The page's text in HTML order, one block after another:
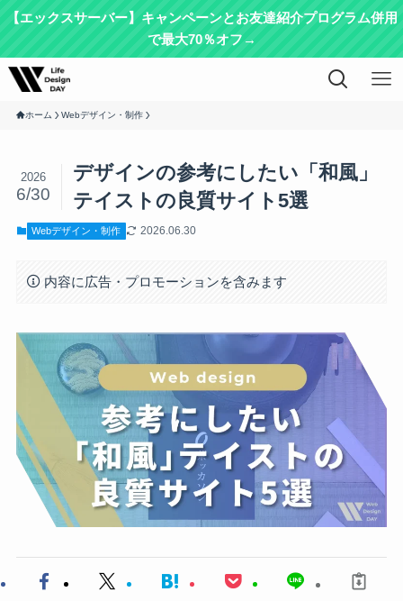
【エックスサーバー】キャンペーンとお友達紹介プログラム併用
で最大70％オフ→
ホーム Webデザイン・制作
デザインの参考にしたい「和風」
テイストの良質サイト5選
2026
6/30
Webデザイン・制作 2026.06.30
内容に広告・プロモーションを含みます